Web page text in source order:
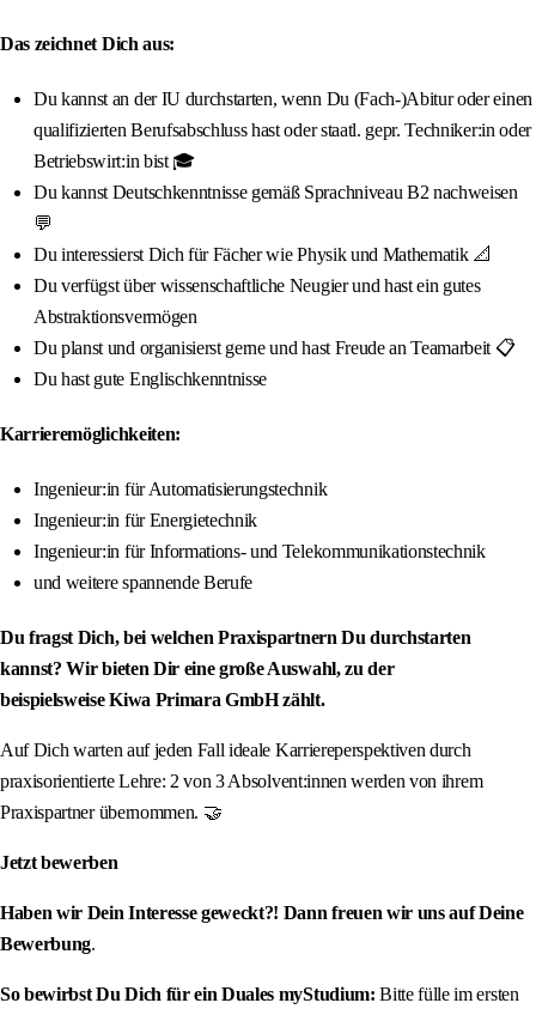
Das zeichnet Dich aus:
Du kannst an der IU durchstarten, wenn Du (Fach-)Abitur oder einen
qualifizierten Berufsabschluss hast oder staatl. gepr. Techniker:in oder
Betriebswirt:in bist 🎓
Du kannst Deutschkenntnisse gemäß Sprachniveau B2 nachweisen
💬
Du interessierst Dich für Fächer wie Physik und Mathematik 📐
Du verfügst über wissenschaftliche Neugier und hast ein gutes
Abstraktionsvermögen
Du planst und organisierst gerne und hast Freude an Teamarbeit 📋
Du hast gute Englischkenntnisse
Karrieremöglichkeiten:
Ingenieur:in für Automatisierungstechnik
Ingenieur:in für Energietechnik
Ingenieur:in für Informations- und Telekommunikationstechnik
und weitere spannende Berufe
Du fragst Dich, bei welchen Praxispartnern Du durchstarten
kannst? Wir bieten Dir eine große Auswahl, zu der
beispielsweise Kiwa Primara GmbH zählt.
Auf Dich warten auf jeden Fall ideale Karriereperspektiven durch
praxisorientierte Lehre: 2 von 3 Absolvent:innen werden von ihrem
Praxispartner übernommen. 🤝
Jetzt bewerben
Haben wir Dein Interesse geweckt?! Dann freuen wir uns auf Deine
Bewerbung.
So bewirbst Du Dich für ein Duales myStudium: Bitte fülle im ersten